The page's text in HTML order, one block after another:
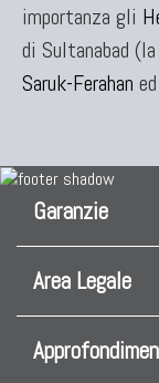
importanza gli
di Sultanabad
Saruk-Ferahan
Garanzie
Area Legale